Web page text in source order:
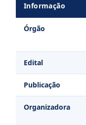
Informação
Órgão
Edital
Publicação
Organizadora